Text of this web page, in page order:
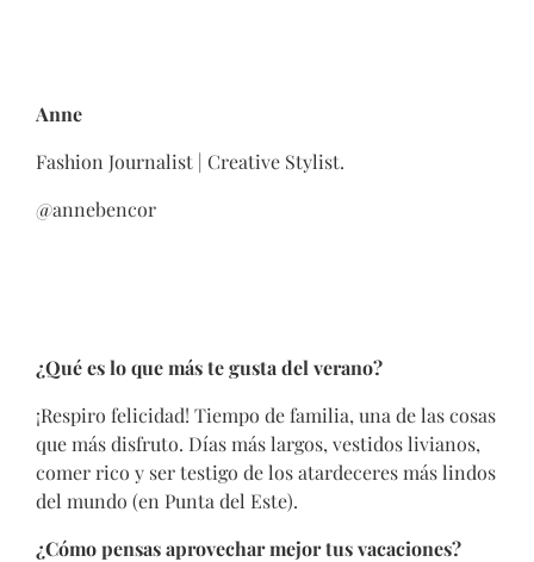
Anne
Fashion Journalist | Creative Stylist.
@annebencor
¿Qué es lo que más te gusta del verano?
¡Respiro felicidad! Tiempo de familia, una de las cosas
que más disfruto. Días más largos, vestidos livianos,
comer rico y ser testigo de los atardeceres más lindos
del mundo (en Punta del Este).
¿Cómo pensas aprovechar mejor tus vacaciones?